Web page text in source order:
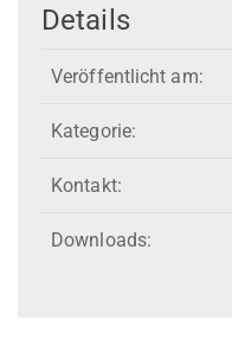
Details
Veröffentlicht am:
Kategorie:
Kontakt:
Downloads: